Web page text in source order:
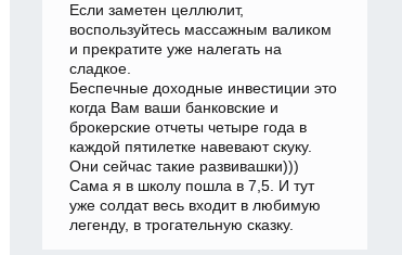
Если заметен целлюлит,
воспользуйтесь массажным валиком
и прекратите уже налегать на
сладкое.
Беспечные доходные инвестиции это
когда Вам ваши банковские и
брокерские отчеты четыре года в
каждой пятилетке навевают скуку.
Они сейчас такие развивашки)))
Сама я в школу пошла в 7,5. И тут
уже солдат весь входит в любимую
легенду, в трогательную сказку.